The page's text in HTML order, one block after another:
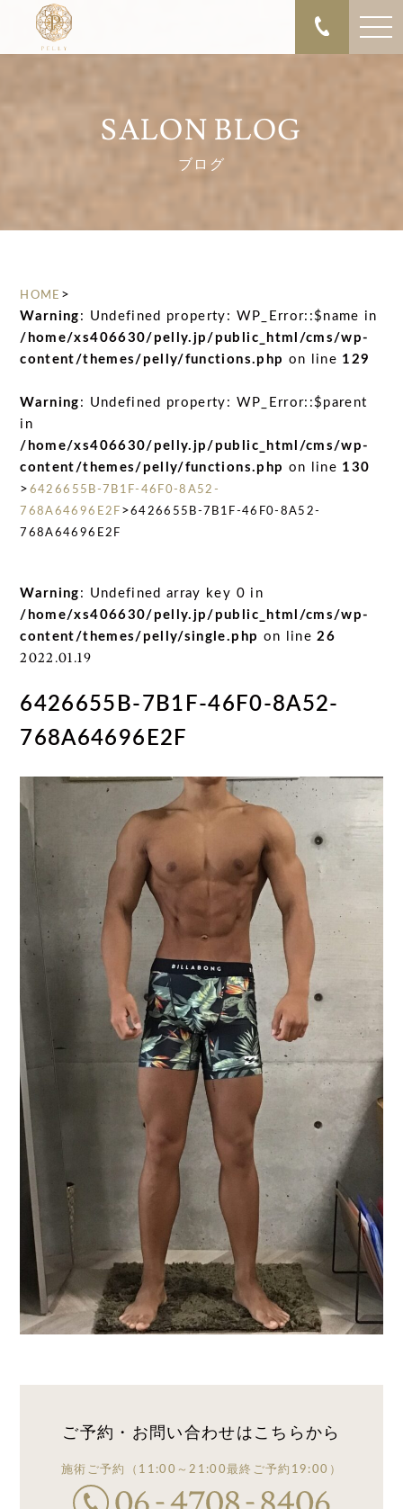
SALON BLOG
ブログ
HOME >
Warning : Undefined property: WP_Error::$name in
/home/xs406630/pelly.jp/public_html/cms/wp-
content/themes/pelly/functions.php on line 129
Warning : Undefined property: WP_Error::$parent
in
/home/xs406630/pelly.jp/public_html/cms/wp-
content/themes/pelly/functions.php on line 130
> 6426655B-7B1F-46F0-8A52-
768A64696E2F >6426655B-7B1F-46F0-8A52-
768A64696E2F
Warning : Undefined array key 0 in
/home/xs406630/pelly.jp/public_html/cms/wp-
content/themes/pelly/single.php on line26
2022.01.19
6426655B-7B1F-46F0-8A52-
768A64696E2F
ご予約・お問い合わせはこちらから
施術ご予約 （11:00～21:00最終ご予約19:00）